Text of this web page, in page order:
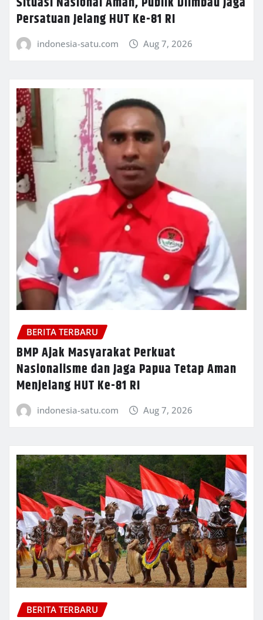
Persatuan Jelang HUT Ke-81 RI
indonesia-satu.com Aug 7, 2026
BERITA TERBARU
BMP Ajak Masyarakat Perkuat
Nasionalisme dan Jaga Papua Tetap Aman
Menjelang HUT Ke-81 RI
indonesia-satu.com Aug 7, 2026
BERITA TERBARU